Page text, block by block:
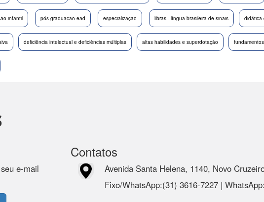
infantil pós-graduacao ead especialização libras - língua brasileira de sinais didática
deficiência intelectual e deficiências múltiplas altas habilidades e superdotação
e-mail
Contatos
Avenida Santa Helena, 1140, Novo
Fixo/WhatsApp:(31) 3616-7227 | WhatsApp: